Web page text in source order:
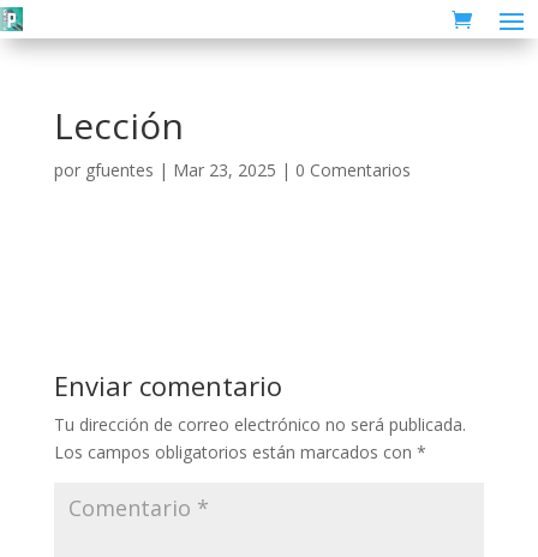
Lección
por gfuentes | Mar 23, 2025 | 0 Comentarios
Enviar comentario
Tu dirección de correo electrónico no será publicada.
Los campos obligatorios están marcados con *